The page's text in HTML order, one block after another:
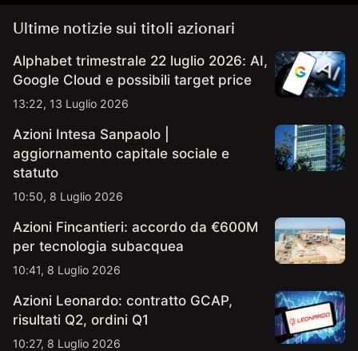
Ultime notizie sui titoli azionari
Alphabet trimestrale 22 luglio 2026: AI,
Google Cloud e possibili target price
13:22, 13 Luglio 2026
Azioni Intesa Sanpaolo |
aggiornamento capitale sociale e
statuto
10:50, 8 Luglio 2026
Azioni Fincantieri: accordo da €600M
per tecnologia subacquea
10:41, 8 Luglio 2026
Azioni Leonardo: contratto GCAP,
risultati Q2, ordini Q1
10:27, 8 Luglio 2026